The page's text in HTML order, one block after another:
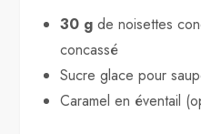
30 g de noisettes
concassé
Sucre glace pour
Caramel en éventail